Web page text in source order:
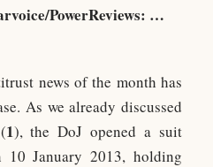
PowerReviews: …
news of the month has
As we already discussed
1), the DoJ opened a suit
10 January 2013, holding